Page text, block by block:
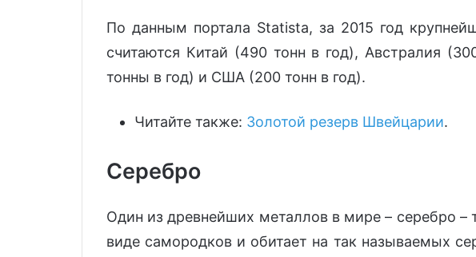
По данным портала Statista, за 2015 год
считаются Китай (490 тонн в год), Австралия
тонны в год) и США (200 тонн в год).
Читайте также: Золотой резерв Швейцарии.
Серебро
Один из древнейших металлов в мире – серебро –
виде самородков и обитает на так называемых